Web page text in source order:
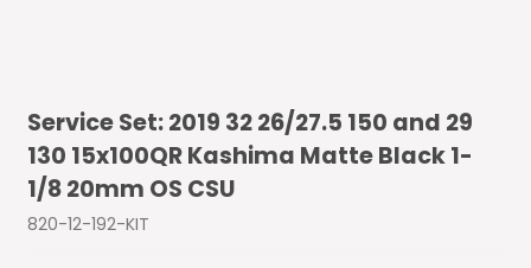
Service Set: 2019 32 26/27.5 150 and 29
130 15x100QR Kashima Matte Black 1-
1/8 20mm OS CSU
820-12-192-KIT